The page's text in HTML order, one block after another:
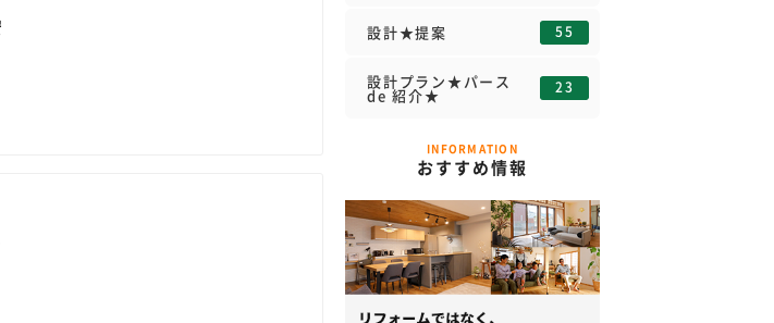
設計★提案 55
設計プラン★パース
de 紹介★ 23
INFORMATION
おすすめ情報